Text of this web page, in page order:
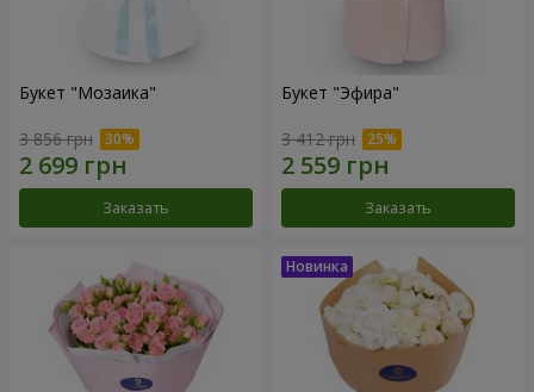
Букет "Мозаика"
3 856 грн
Заказать
Букет "Эфира"
3 412 грн
Заказать